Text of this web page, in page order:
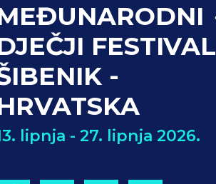
FESTIVAL
-
lipnja - 27. lipnja 2026.